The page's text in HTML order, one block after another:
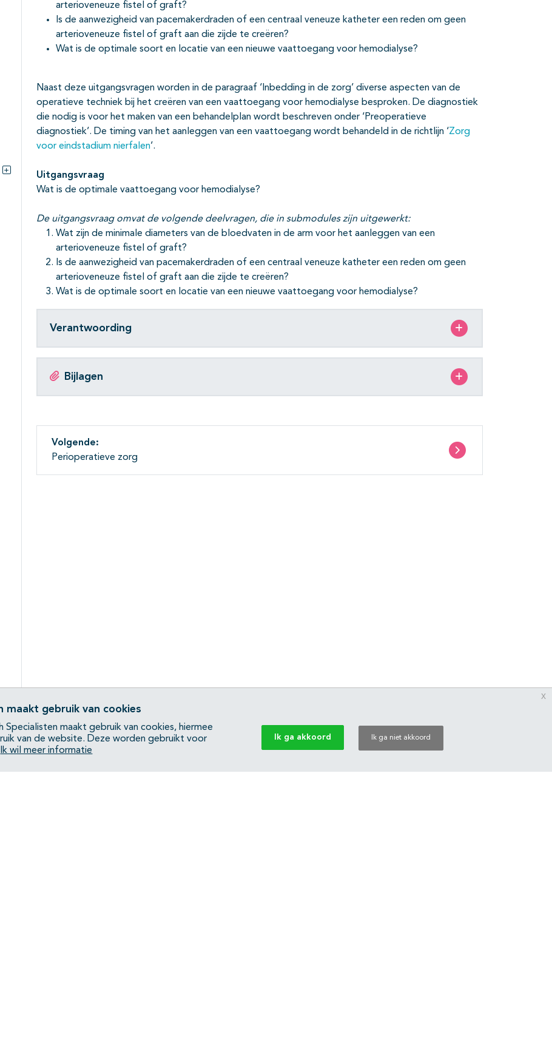
Subpagina's open- en dichtklappen
arterioveneuze fistel of graft?
Is de aanwezigheid van pacemakerdraden of een centraal veneuze katheter een reden om geen
arterioveneuze fistel of graft aan die zijde te creëren?
Wat is de optimale soort en locatie van een nieuwe vaattoegang voor hemodialyse?
Naast deze uitgangsvragen worden in de paragraaf ‘Inbedding in de zorg’ diverse aspecten van de
operatieve techniek bij het creëren van een vaattoegang voor hemodialyse besproken. De diagnostiek
die nodig is voor het maken van een behandelplan wordt beschreven onder ‘Preoperatieve
diagnostiek’. De timing van het aanleggen van een vaattoegang wordt behandeld in de richtlijn ‘Zorg
voor eindstadium nierfalen’.
Uitgangsvraag
Wat is de optimale vaattoegang voor hemodialyse?
De uitgangsvraag omvat de volgende deelvragen, die in submodules zijn uitgewerkt:
Wat zijn de minimale diameters van de bloedvaten in de arm voor het aanleggen van een
arterioveneuze fistel of graft?
Is de aanwezigheid van pacemakerdraden of een centraal veneuze katheter een reden om geen
arterioveneuze fistel of graft aan die zijde te creëren?
Wat is de optimale soort en locatie van een nieuwe vaattoegang voor hemodialyse?
Verantwoording
Bijlagen
Volgende:
Perioperatieve zorg
maakt gebruik van cookies
maakt gebruik van cookies, hiermee
van de website. Deze worden gebruikt voor
Ik wil meer informatie
Ik ga akkoord Ik ga niet akkoord
x